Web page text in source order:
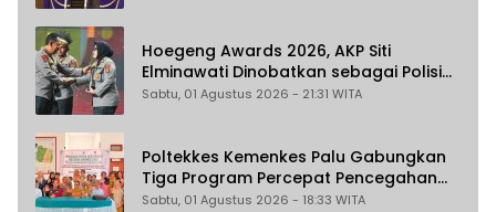
Hoegeng Awards 2026, AKP Siti
Elminawati Dinobatkan sebagai Polisi
Pelindung Perempuan dan Anak
Sabtu, 01 Agustus 2026 - 21:31 WITA
Poltekkes Kemenkes Palu Gabungkan
Tiga Program Percepat Pencegahan
Stunting di Donggala
Sabtu, 01 Agustus 2026 - 18:33 WITA